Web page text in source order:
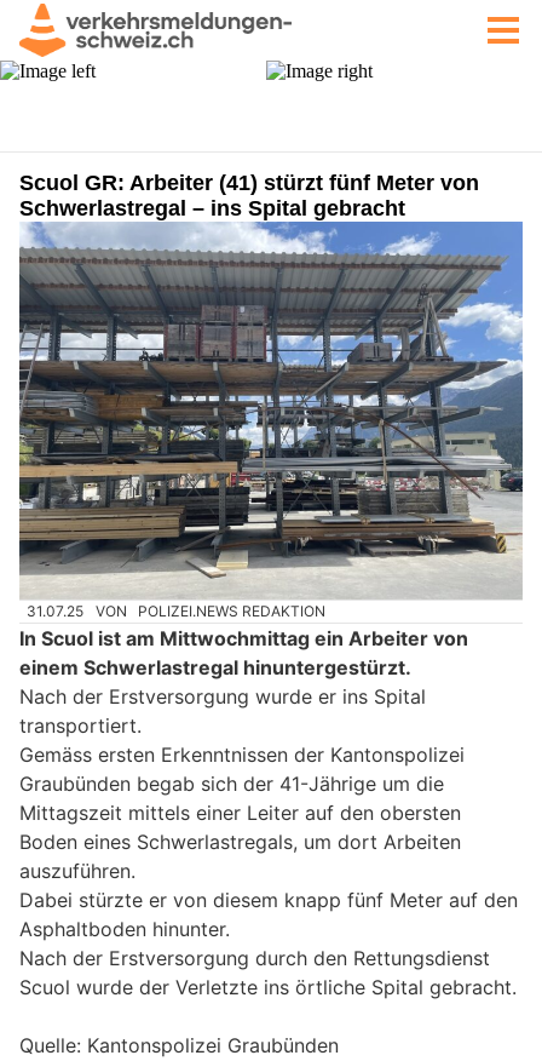
Scuol GR: Arbeiter (41) stürzt fünf Meter von
Schwerlastregal – ins Spital gebracht
31.07.25 VON POLIZEI.NEWS REDAKTION
In Scuol ist am Mittwochmittag ein Arbeiter von
einem Schwerlastregal hinuntergestürzt.
Nach der Erstversorgung wurde er ins Spital
transportiert.
Gemäss ersten Erkenntnissen der Kantonspolizei
Graubünden begab sich der 41-Jährige um die
Mittagszeit mittels einer Leiter auf den obersten
Boden eines Schwerlastregals, um dort Arbeiten
auszuführen.
Dabei stürzte er von diesem knapp fünf Meter auf den
Asphaltboden hinunter.
Nach der Erstversorgung durch den Rettungsdienst
Scuol wurde der Verletzte ins örtliche Spital gebracht.
Quelle: Kantonspolizei Graubünden